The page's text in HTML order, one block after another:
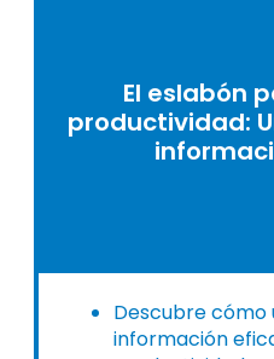
El eslabón
productividad:
Descubre cómo
información